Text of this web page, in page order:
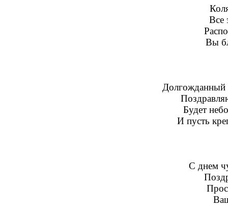
Все
Вы
Долгожданный
Будет
И пусть
С днем